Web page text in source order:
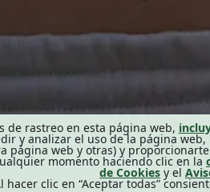
de rastreo en esta página web,
y analizar el uso de la página
página web y otras) y
momento haciendo clic en la
de Cookies y el
hacer clic en “Aceptar todas”